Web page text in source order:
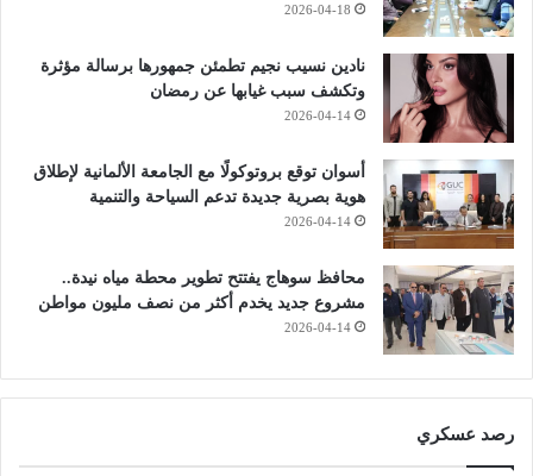
2026-04-18
نادين نسيب نجيم تطمئن جمهورها برسالة مؤثرة
وتكشف سبب غيابها عن رمضان
2026-04-14
أسوان توقع بروتوكولًا مع الجامعة الألمانية لإطلاق
هوية بصرية جديدة تدعم السياحة والتنمية
2026-04-14
محافظ سوهاج يفتتح تطوير محطة مياه نيدة..
مشروع جديد يخدم أكثر من نصف مليون مواطن
2026-04-14
رصد عسكري